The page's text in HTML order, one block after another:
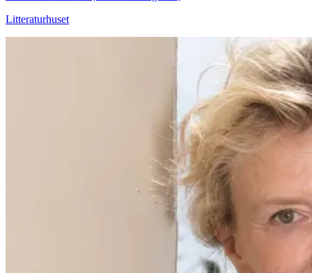
Litteraturhuset